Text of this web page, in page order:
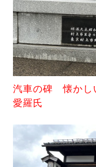
汽車の碑 懐かし
愛羅氏